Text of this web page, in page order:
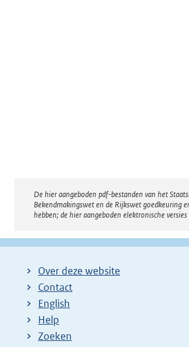
Disclaimer
De hier aangeboden pdf-bestanden van het
Bekendmakingswet en de Rijkswet goedkeuring
hebben; de hier aangeboden elektronische
Over deze website
Contact
English
Help
Zoeken